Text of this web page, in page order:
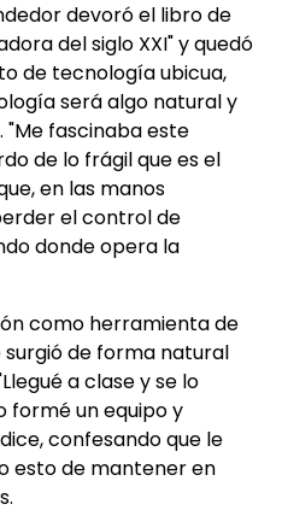
devoró el libro de
del siglo XXI" y quedó
de tecnología ubicua,
será algo natural y
fascinaba este
de lo frágil que es el
en las manos
el control de
donde opera la
como herramienta de
de forma natural
a clase y se lo
formé un equipo y
confesando que le
esto de mantener en